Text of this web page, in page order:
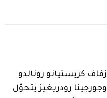
زفاف كريستيانو رونالدو
وجورجينا رودريغيز يتحوّل